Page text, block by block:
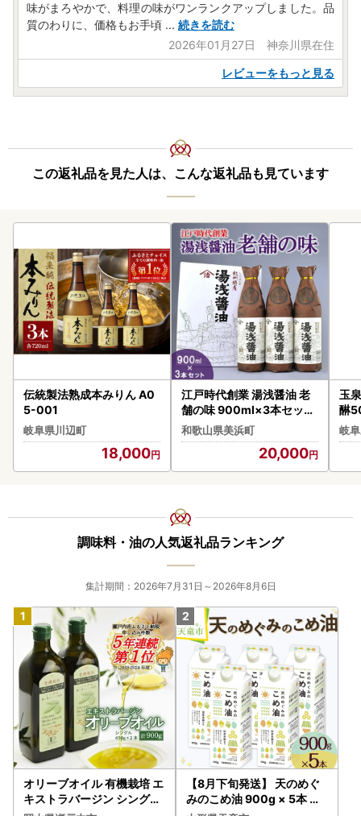
味がまろやかで、料理の味がワンランクアップしました。品
質のわりに、価格もお手頃 ... 続きを読む
2026年01月27日 神奈川県在住
レビューをもっと見る
この返礼品を見た人は、こんな返礼品も見ています
伝統製法熟成本みりん A0
5-001
岐阜県川辺町
18,000
江戸時代創業 湯浅醤油 老
舗の味 900ml×3本セット
（ギフト包装・紙袋付き）
| 醤油
和歌山県美浜町
20,000
玉
醂
岐
調味料・油の人気返礼品ランキング
集計期間：2026年7月31日～2026年8月6日
オリーブオイル 有機栽培 エ
キストラバージン シングル
【8月下旬発送】 天のめぐ
みのこめ油 900g × 5本 米